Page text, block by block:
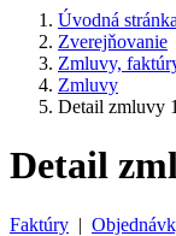
Úvodná stránka
Zverejňovanie
Zmluvy,
Zmluvy
Detail zmluvy
Detail
Faktúry |